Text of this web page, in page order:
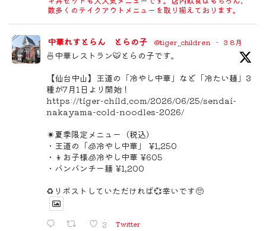
数多くのテイクアウトメニューを取り揃えております。
中華れすとらん とらの子 @tiger_children · 3 8月
🍜中華レストラン🐯とらの子です。
【仙台中山】王道の「冷やし中華」など「冷たい麺」3
種が7月1日より開始！
https://tiger-child.com/2026/06/25/sendai-
nakayama-cold-noodles-2026/
☀️夏季限定メニュー（税込）
・王道の「🧊冷やし中華」 ¥1,250
・👦お子様🧊冷やし中華 ¥605
・バンバンチー麺 ¥1,200
♻️リポストしていただければ💞幸いです🥺
3 Twitter